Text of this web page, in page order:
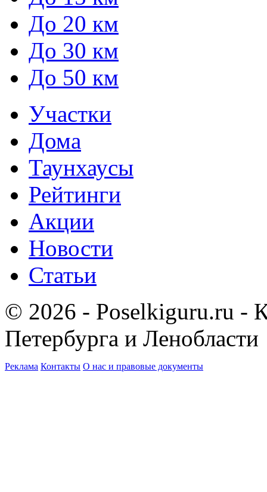
До 20 км
До 30 км
До 50 км
Участки
Дома
Таунхаусы
Рейтинги
Акции
Новости
Статьи
© 2026 - Poselkiguru.ru -
Петербурга и Ленобласти
Реклама Контакты О нас и правовые документы